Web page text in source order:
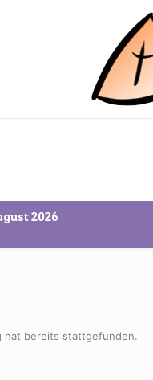
2026
hat bereits stattgefunden.